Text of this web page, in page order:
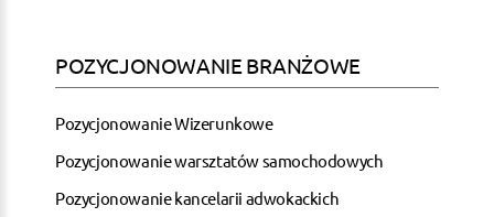
POZYCJONOWANIE BRANŻOWE
Pozycjonowanie Wizerunkowe
Pozycjonowanie warsztatów samochodowych
Pozycjonowanie kancelarii adwokackich